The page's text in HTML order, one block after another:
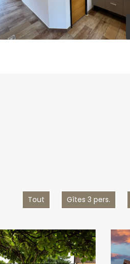
Tout Gîtes 3 pers.